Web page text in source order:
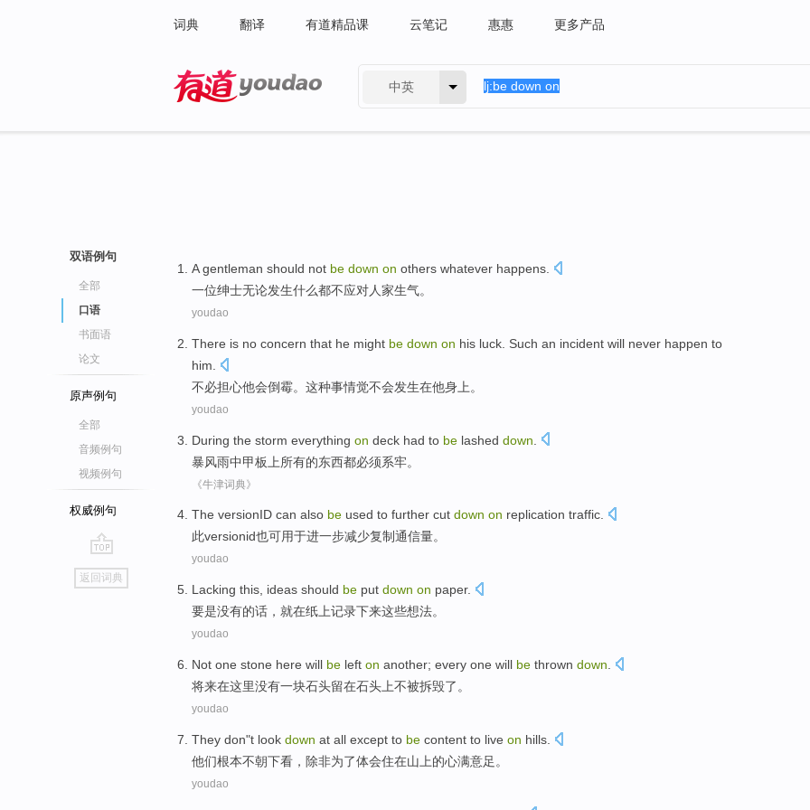
词典 翻译 有道精品课 云笔记 惠惠 更多产品
中英
双语例句
全部
口语
书面语
论文
原声例句
全部
音频例句
视频例句
权威例句
go
top
返回词典
A gentleman should not be down on others whatever happens
一位绅士无论发生什么都不应对人家生气。
youdao
There is no concern that he might be down on his luck Such an incident will never happen to
him.
不必担心他会倒霉。 这种事情觉不会发生在他身上。
youdao
During the storm everything on deck had to be lashed down
暴风雨中甲板 上所有的东西都必须系牢。
《牛津词典》
The versionID can also be used to further cut down on replication traffic.
此versionid也可用于进一步减少复制通信量。
youdao
Lacking this, ideas should be put down on paper.
要是没有的话 ， 就在纸上记录下来这些想法。
youdao
Not one stone here will be left on another; every one will be thrown down
将来在这里没有一块石头留在石头 上不被拆毁了。
youdao
They don"t look down at all except to be content to live on hills
他们根本不朝下看， 除非为了体会住在山上的心满意足。
youdao